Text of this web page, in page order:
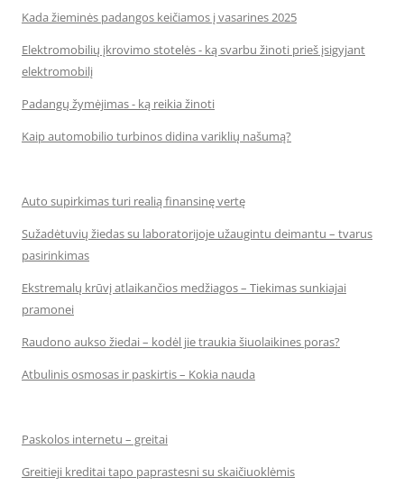
Kada žieminės padangos keičiamos į vasarines 2025
Elektromobilių įkrovimo stotelės - ką svarbu žinoti prieš įsigyjant
elektromobilį
Padangų žymėjimas - ką reikia žinoti
Kaip automobilio turbinos didina variklių našumą?
Auto supirkimas turi realią finansinę vertę
Sužadėtuvių žiedas su laboratorijoje užaugintu deimantu – tvarus
pasirinkimas
Ekstremalų krūvį atlaikančios medžiagos – Tiekimas sunkiajai
pramonei
Raudono aukso žiedai – kodėl jie traukia šiuolaikines poras?
Atbulinis osmosas ir paskirtis – Kokia nauda
Paskolos internetu – greitai
Greitieji kreditai tapo paprastesni su skaičiuoklėmis